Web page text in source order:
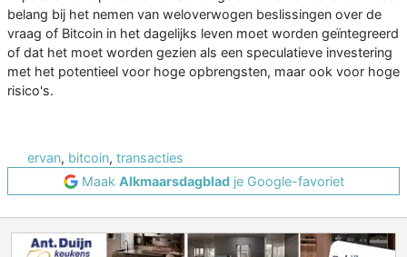
belang bij het nemen van weloverwogen beslissingen over de
vraag of Bitcoin in het dagelijks leven moet worden geïntegreerd
of dat het moet worden gezien als een speculatieve investering
met het potentieel voor hoge opbrengsten, maar ook voor hoge
risico's.
ervan, bitcoin, transacties
Maak Alkmaarsdagbladje Google-favoriet